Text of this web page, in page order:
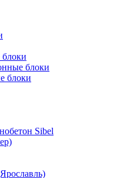
блоки
блоки
Sibel